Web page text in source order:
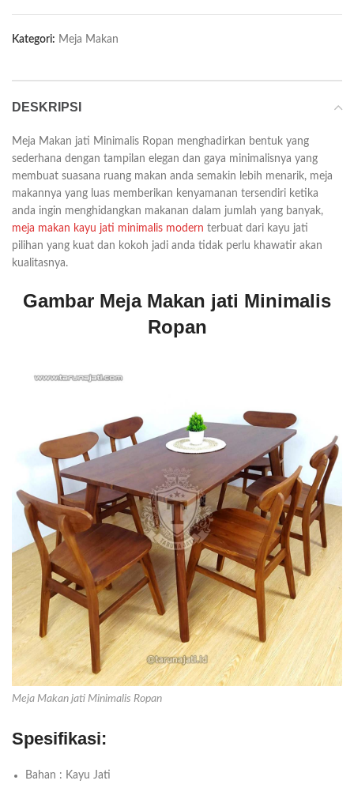
Kategori: Meja Makan
DESKRIPSI
Meja Makan jati Minimalis Ropan menghadirkan bentuk yang
sederhana dengan tampilan elegan dan gaya minimalisnya yang
membuat suasana ruang makan anda semakin lebih menarik, meja
makannya yang luas memberikan kenyamanan tersendiri ketika
anda ingin menghidangkan makanan dalam jumlah yang banyak,
meja makan kayu jati minimalis modern terbuat dari kayu jati
pilihan yang kuat dan kokoh jadi anda tidak perlu khawatir akan
kualitasnya.
Gambar Meja Makan jati Minimalis
Ropan
Meja Makan jati Minimalis Ropan
Spesifikasi:
Bahan : Kayu Jati